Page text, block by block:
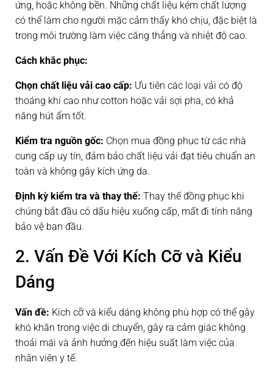
ứng, hoặc không bền. Những chất liệu kém chất lượng
có thể làm cho người mặc cảm thấy khó chịu, đặc biệt là
trong môi trường làm việc căng thẳng và nhiệt độ cao.
Cách khắc phục:
Chọn chất liệu vải cao cấp: Ưu tiên các loại vải có độ
thoáng khí cao như cotton hoặc vải sợi pha, có khả
năng hút ẩm tốt.
Kiểm tra nguồn gốc: Chọn mua đồng phục từ các nhà
cung cấp uy tín, đảm bảo chất liệu vải đạt tiêu chuẩn an
toàn và không gây kích ứng da.
Định kỳ kiểm tra và thay thế: Thay thế đồng phục khi
chúng bắt đầu có dấu hiệu xuống cấp, mất đi tính năng
bảo vệ ban đầu.
2. Vấn Đề Với Kích Cỡ và Kiểu
Dáng
Vấn đề: Kích cỡ và kiểu dáng không phù hợp có thể gây
khó khăn trong việc di chuyển, gây ra cảm giác không
thoải mái và ảnh hưởng đến hiệu suất làm việc của
nhân viên y tế.